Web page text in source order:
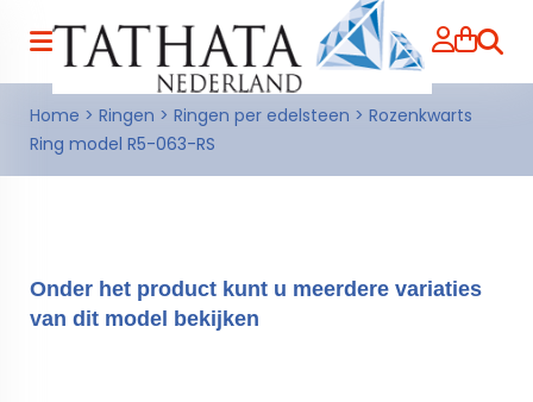
Home > Ringen > Ringen per edelsteen > Rozenkwarts
Ring model R5-063-RS
Onder het product kunt u meerdere variaties
van dit model bekijken